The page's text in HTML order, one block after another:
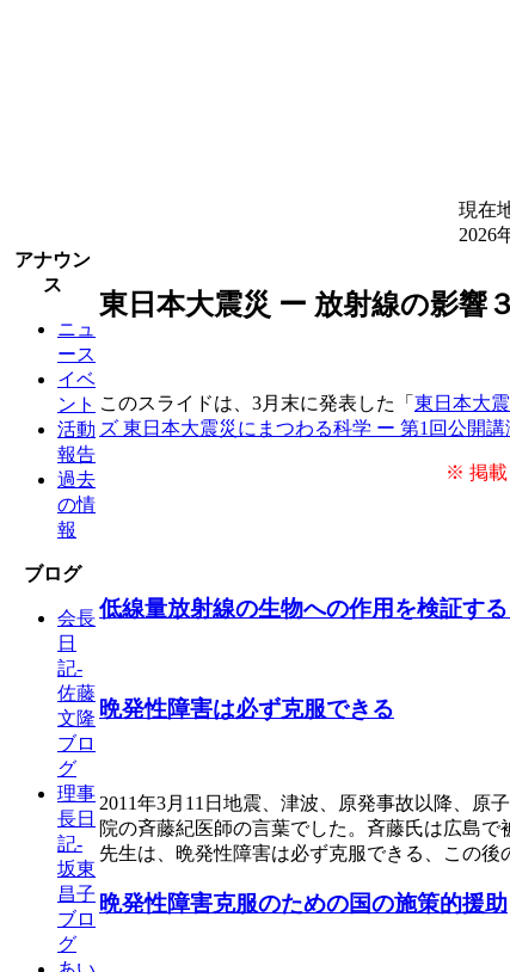
現在
2026
アナウン
ス
ニュ
ース
イベ
ント
活動
報告
過去
の情
報
ブログ
会長
日
記-
佐藤
文隆
ブロ
グ
理事
長日
記-
坂東
昌子
ブロ
グ
東日本大震災 ー 放射線の影響
このスライドは、3月末に発表した「 東日本大
ズ 東日本大震災にまつわる科学 ー 第1回公開講
※ 掲載
低線量放射線の生物への作用を検証す
晩発性障害は必ず克服できる
2011年3月11日地震、津波、原発事故以降、原
院の斉藤紀医師の言葉でした。斉藤氏は広島で
先生は、晩発性障害は必ず克服できる、この後
晩発性障害克服のための国の施策的援助